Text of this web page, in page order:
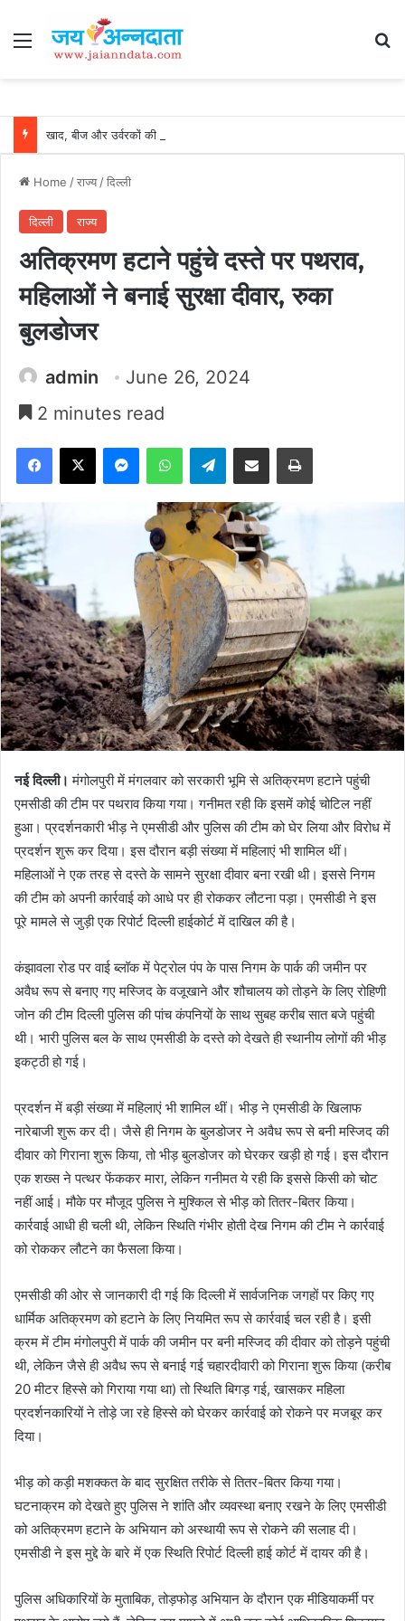
Menu
Home /राज्य/दिल्ली
दिल्ली राज्य
अतिक्रमण हटाने पहुंचे दस्ते पर पथराव,
महिलाओं ने बनाई सुरक्षा दीवार, रुका
बुलडोजर
admin
June 26, 2024
2 minutes read
Facebook
X MessengerWhatsAppTelegramShare via Email Print
नई दिल्ली। मंगोलपुरी में मंगलवार को सरकारी भूमि से अतिक्रमण हटाने पहुंची
एमसीडी की टीम पर पथराव किया गया। गनीमत रही कि इसमें कोई चोटिल नहीं
हुआ। प्रदर्शनकारी भीड़ ने एमसीडी और पुलिस की टीम को घेर लिया और विरोध में
प्रदर्शन शुरू कर दिया। इस दौरान बड़ी संख्या में महिलाएं भी शामिल थीं।
महिलाओं ने एक तरह से दस्ते के सामने सुरक्षा दीवार बना रखी थी। इससे निगम
की टीम को अपनी कार्रवाई को आधे पर ही रोककर लौटना पड़ा। एमसीडी ने इस
पूरे मामले से जुड़ी एक रिपोर्ट दिल्ली हाईकोर्ट में दाखिल की है।
कंझावला रोड पर वाई ब्लॉक में पेट्रोल पंप के पास निगम के पार्क की जमीन पर
अवैध रूप से बनाए गए मस्जिद के वजूखाने और शौचालय को तोड़ने के लिए रोहिणी
जोन की टीम दिल्ली पुलिस की पांच कंपनियों के साथ सुबह करीब सात बजे पहुंची
थी। भारी पुलिस बल के साथ एमसीडी के दस्ते को देखते ही स्थानीय लोगों की भीड़
इकट्ठी हो गई।
प्रदर्शन में बड़ी संख्या में महिलाएं भी शामिल थीं। भीड़ ने एमसीडी के खिलाफ
नारेबाजी शुरू कर दी। जैसे ही निगम के बुलडोजर ने अवैध रूप से बनी मस्जिद की
दीवार को गिराना शुरू किया, तो भीड़ बुलडोजर को घेरकर खड़ी हो गई। इस दौरान
एक शख्स ने पत्थर फेंककर मारा, लेकिन गनीमत ये रही कि इससे किसी को चोट
नहीं आई। मौके पर मौजूद पुलिस ने मुश्किल से भीड़ को तितर-बितर किया।
कार्रवाई आधी ही चली थी, लेकिन स्थिति गंभीर होती देख निगम की टीम ने कार्रवाई
को रोककर लौटने का फैसला किया।
एमसीडी की ओर से जानकारी दी गई कि दिल्ली में सार्वजनिक जगहों पर किए गए
धार्मिक अतिक्रमण को हटाने के लिए नियमित रूप से कार्रवाई चल रही है। इसी
क्रम में टीम मंगोलपुरी में पार्क की जमीन पर बनी मस्जिद की दीवार को तोड़ने पहुंची
थी, लेकिन जैसे ही अवैध रूप से बनाई गई चहारदीवारी को गिराना शुरू किया (करीब
20 मीटर हिस्से को गिराया गया था) तो स्थिति बिगड़ गई, खासकर महिला
प्रदर्शनकारियों ने तोड़े जा रहे हिस्से को घेरकर कार्रवाई को रोकने पर मजबूर कर
दिया।
भीड़ को कड़ी मशक्कत के बाद सुरक्षित तरीके से तितर-बितर किया गया।
घटनाक्रम को देखते हुए पुलिस ने शांति और व्यवस्था बनाए रखने के लिए एमसीडी
को अतिक्रमण हटाने के अभियान को अस्थायी रूप से रोकने की सलाह दी।
एमसीडी ने इस मुद्दे के बारे में एक स्थिति रिपोर्ट दिल्ली हाई कोर्ट में दायर की है।
पुलिस अधिकारियों के मुताबिक, तोड़फोड़ अभियान के दौरान एक मीडियाकर्मी पर